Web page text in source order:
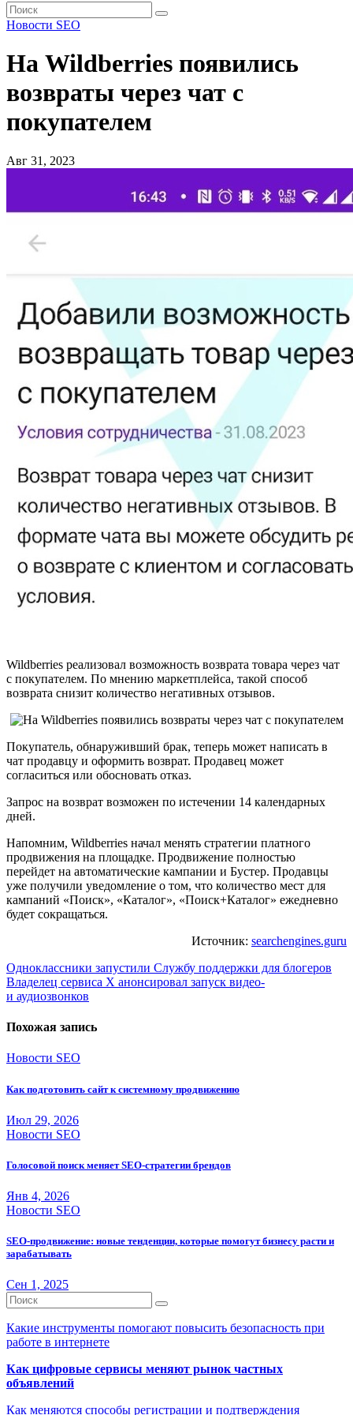
Новости SEO
На Wildberries появились
возвраты через чат с
покупателем
Авг 31, 2023
Wildberries реализовал возможность возврата товара через чат
с покупателем. По мнению маркетплейса, такой способ
возврата снизит количество негативных отзывов.
Покупатель, обнаруживший брак, теперь может написать в
чат продавцу и оформить возврат. Продавец может
согласиться или обосновать отказ.
Запрос на возврат возможен по истечении 14 календарных
дней.
Напомним, Wildberries начал менять стратегии платного
продвижения на площадке. Продвижение полностью
перейдет на автоматические кампании и Бустер. Продавцы
уже получили уведомление о том, что количество мест для
кампаний «Поиск», «Каталог», «Поиск+Каталог» ежедневно
будет сокращаться.
Источник: searchengines.guru
Навигация
по
Одноклассники запустили Службу поддержки для блогеров
Владелец сервиса Х анонсировал запуск видео-
и аудиозвонков
Похожая запись
Новости SEO
Как подготовить сайт к системному продвижению
Июл 29, 2026
Новости SEO
Голосовой поиск меняет SEO-стратегии брендов
Янв 4, 2026
Новости SEO
SEO-продвижение: новые тенденции, которые помогут бизнесу расти и
зарабатывать
Сен 1, 2025
Какие инструменты помогают повысить безопасность при
работе в интернете
Как цифровые сервисы меняют рынок частных
объявлений
Как меняются способы регистрации и подтверждения